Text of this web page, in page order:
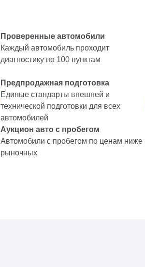
Проверенные автомобили
Каждый автомобиль проходит
диагностику по 100 пунктам
Предпродажная подготовка
Единые стандарты внешней и
технической подготовки для всех
автомобилей
Аукцион авто с пробегом
Автомобили с пробегом по ценам ниже
рыночных